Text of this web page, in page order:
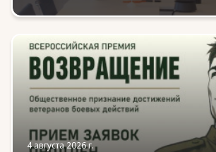
занятости в регионах России
4 августа 2026 г.